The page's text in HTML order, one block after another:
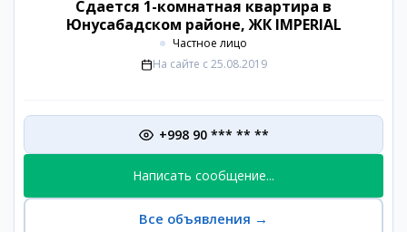
Сдается 1-комнатная квартира в
Юнусабадском районе, ЖК IMPERIAL
Частное лицо
На сайте с 25.08.2019
+998 90 *** ** **
Написать сообщение...
Все объявления →